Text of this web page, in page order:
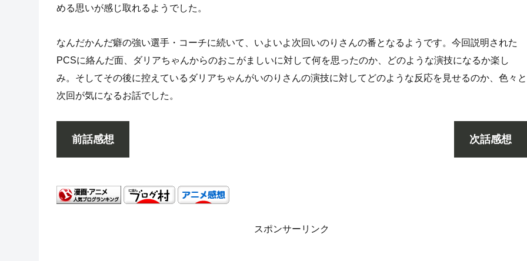
める思いが感じ取れるようでした。
なんだかんだ癖の強い選手・コーチに続いて、いよいよ次回いのりさんの番となるようです。今回説明された
PCSに絡んだ面、ダリアちゃんからのおこがましいに対して何を思ったのか、どのような演技になるか楽し
み。そしてその後に控えているダリアちゃんがいのりさんの演技に対してどのような反応を見せるのか、色々と
次回が気になるお話でした。
前話感想 次話感想
スポンサーリンク